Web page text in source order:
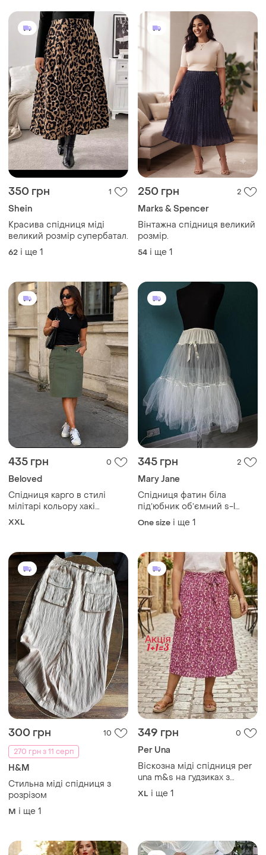
350 грн 1
Shein
Красива спідниця міді
великий розмір супербатал.
62 і ще 1
250 грн 2
Marks & Spencer
Вінтажна спідниця великий
розмір.
54 і ще 1
435 грн 0
Beloved
Спідниця карго в стилі
мілітарі кольору хакі
beloved
XXL
345 грн 2
Mary Jane
Спідниця фатин біла
підʼюбник обʼємний s-l
beverley jane
One size і ще 1
300 грн
10
270 грн з 11 серп
H&M
Стильна міді спідниця з
розрізом
M і ще 1
349 грн 0
Per Una
Віскозна міді спідниця per
una m&s на гудзиках з
паском
XL і ще 1